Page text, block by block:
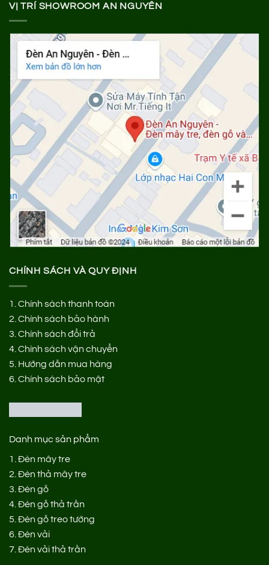
VỊ TRÍ SHOWROOM AN NGUYÊN
CHÍNH SÁCH VÀ QUY ĐỊNH
1. Chính sách thanh toán
2. Chính sách bảo hành
3. Chính sách đổi trả
4. Chính sách vận chuyển
5. Hướng dẫn mua hàng
6. Chính sách bảo mật
Danh mục sản phẩm
1. Đèn mây tre
2. Đèn thả mây tre
3. Đèn gỗ
4. Đèn gỗ thả trần
5. Đèn gỗ treo tường
6. Đèn vải
7. Đèn vải thả trần